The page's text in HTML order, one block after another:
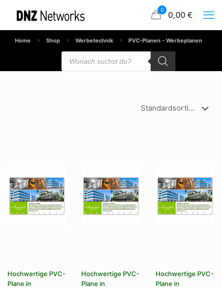
0 0,00 €
Home Shop Werbetechnik PVC-Planen - Werbeplanen
Products
search
Hochwertige PVC-
Plane in
Hochwertige PVC-
Plane in
Hochwertige PVC-
Plane in